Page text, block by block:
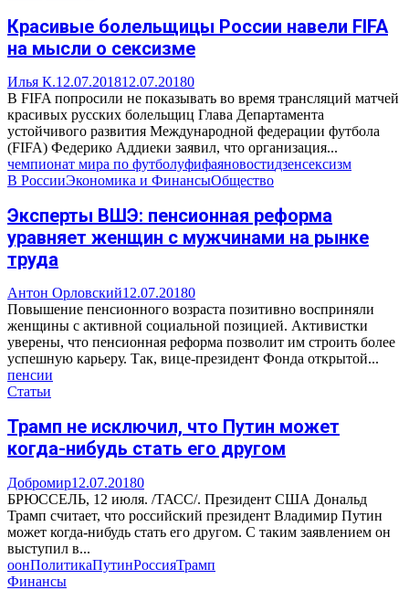
Красивые болельщицы России навели FIFA
на мысли о сексизме
Илья К.12.07.201812.07.20180
В FIFA попросили не показывать во время трансляций матчей
красивых русских болельщиц Глава Департамента
устойчивого развития Международной федерации футбола
(FIFA) Федерико Аддиеки заявил, что организация...
чемпионат мира по футболуфифаяновостидзенсексизм
В РоссииЭкономика и ФинансыОбщество
Эксперты ВШЭ: пенсионная реформа
уравняет женщин с мужчинами на рынке
труда
Антон Орловский12.07.20180
Повышение пенсионного возраста позитивно восприняли
женщины с активной социальной позицией. Активистки
уверены, что пенсионная реформа позволит им строить более
успешную карьеру. Так, вице-президент Фонда открытой...
пенсии
Статьи
Трамп не исключил, что Путин может
когда-нибудь стать его другом
Добромир12.07.20180
БРЮССЕЛЬ, 12 июля. /ТАСС/. Президент США Дональд
Трамп считает, что российский президент Владимир Путин
может когда-нибудь стать его другом. С таким заявлением он
выступил в...
оонПолитикаПутинРоссияТрамп
Финансы